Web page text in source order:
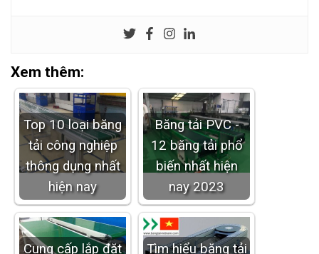
Xem thêm:
Top 10 loại băng
tải công nghiệp
thông dụng nhất
hiện nay
Băng tải PVC -
12 băng tải phổ
biến nhất hiện
nay 2023
Cung cấp lắp đặt
Tìm hiểu băng tải